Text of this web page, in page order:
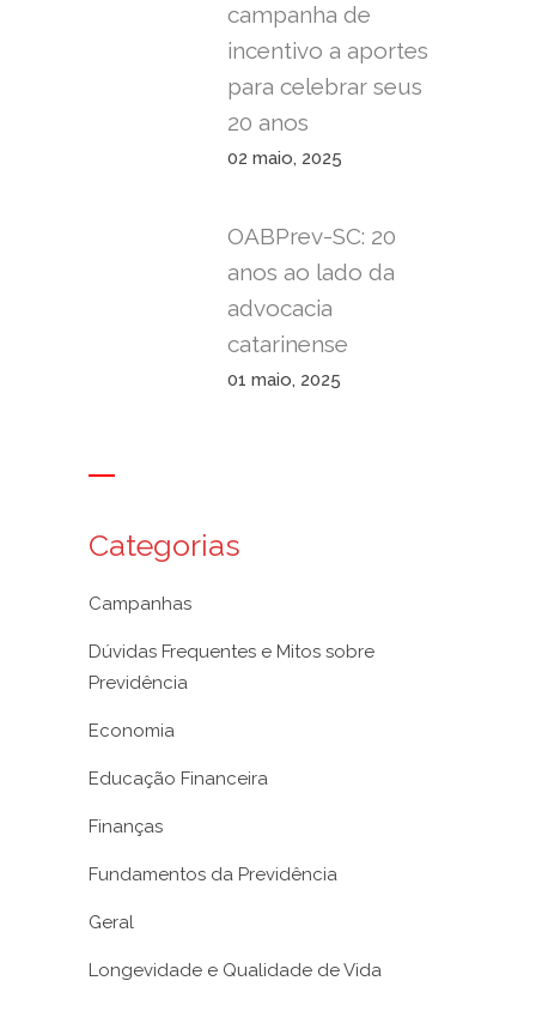
campanha de
incentivo a aportes
para celebrar seus
20 anos
02 maio, 2025
OABPrev-SC: 20
anos ao lado da
advocacia
catarinense
01 maio, 2025
Categorias
Campanhas
Dúvidas Frequentes e Mitos sobre
Previdência
Economia
Educação Financeira
Finanças
Fundamentos da Previdência
Geral
Longevidade e Qualidade de Vida